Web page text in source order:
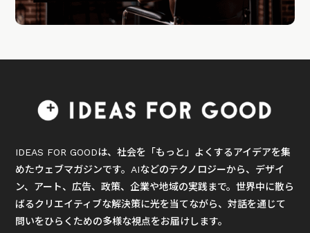
IDEAS FOR GOODは、社会を「もっと」よくするアイデアを集
めたウェブマガジンです。AIなどのテクノロジーから、デザイ
ン、アート、広告、政策、企業や地域の実践まで。世界中に散ら
ばるクリエイティブな解決策に光を当てながら、対話を通じて
問いをひらくための多様な視点をお届けします。